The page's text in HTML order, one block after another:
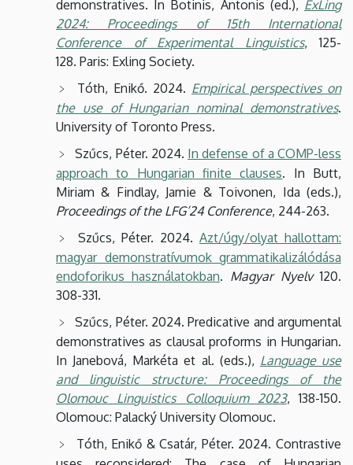
demonstratives. In Botinis, Antonis (ed.), ExLing
2024: Proceedings of 15th International
Conference of Experimental Linguistics, 125-
128. Paris: Exling Society.
Tóth, Enikő. 2024. Empirical perspectives on
the use of Hungarian nominal demonstratives.
University of Toronto Press.
Szűcs, Péter. 2024. In defense of a COMP-less
approach to Hungarian finite clauses. In Butt,
Miriam & Findlay, Jamie & Toivonen, Ida (eds.),
Proceedings of the LFG’24 Conference, 244-263.
Szűcs, Péter. 2024. Azt/úgy/olyat hallottam:
magyar demonstratívumok grammatikalizálódása
endoforikus használatokban. Magyar Nyelv120.
308-331.
Szűcs, Péter. 2024. Predicative and argumental
demonstratives as clausal proforms in Hungarian.
In Janebová, Markéta et al. (eds.), Language use
and linguistic structure: Proceedings of the
Olomouc Linguistics Colloquium 2023, 138-150.
Olomouc: Palacký University Olomouc.
Tóth, Enikő & Csatár, Péter. 2024. Contrastive